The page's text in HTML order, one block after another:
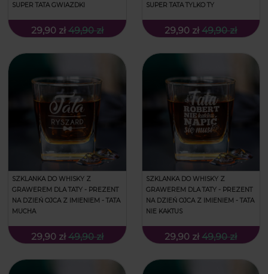
SUPER TATA GWIAZDKI
29,90 zł 49,90 zł
SUPER TATA TYLKO TY
29,90 zł 49,90 zł
SZKLANKA DO WHISKY Z
GRAWEREM DLA TATY - PREZENT
NA DZIEŃ OJCA Z IMIENIEM - TATA
MUCHA
29,90 zł 49,90 zł
SZKLANKA DO WHISKY Z
GRAWEREM DLA TATY - PREZENT
NA DZIEŃ OJCA Z IMIENIEM - TATA
NIE KAKTUS
29,90 zł 49,90 zł